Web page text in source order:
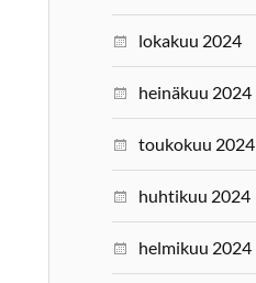
lokakuu 2024
heinäkuu 2024
toukokuu 2024
huhtikuu 2024
helmikuu 2024